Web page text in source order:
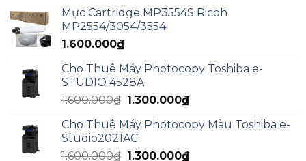
2.000.000₫.là:
Mực Cartridge MP3554S Ricoh
MP2554/3054/3554
1.600.000₫
Cho Thuê Máy Photocopy Toshiba e-
STUDIO 4528A
1.600.000₫ Giá
là:
1.600.000₫.
1.300.000₫Giá
tại
1.300.000₫.
Cho Thuê Máy Photocopy Màu Toshiba e-
Studio2021AC
1.600.000₫ Giá
1.300.000₫Giá